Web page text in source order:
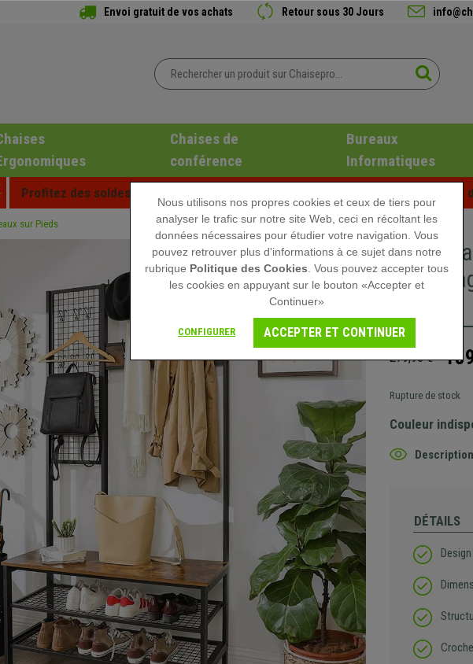
Envoi gratuit de vos achats Retour sous 30 Jours
Chaises de
conférence
Bureaux
Informatiques
Profitez des soldes d'été chez Chaisepro ! Des réductions exclusives pour une
sur Pieds
Porte
avec
279,90 €
Rupture de stock
Couleur
DÉTAILS
Nous utilisons nos propres cookies et ceux de tiers pour
analyser le trafic sur notre site Web, ceci en récoltant les
données nécessaires pour étudier votre navigation. Vous
pouvez retrouver plus d'informations à ce sujet dans notre
rubrique Politique des Cookies . Vous pouvez accepter tous
les cookies en appuyant sur le bouton «Accepter et
Continuer»
CONFIGURER ACCEPTER ET CONTINUER